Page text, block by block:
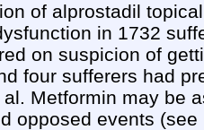
of alprostadil
in 1732
on suspicion of
four sufferers had
Metformin may be
opposed events (see